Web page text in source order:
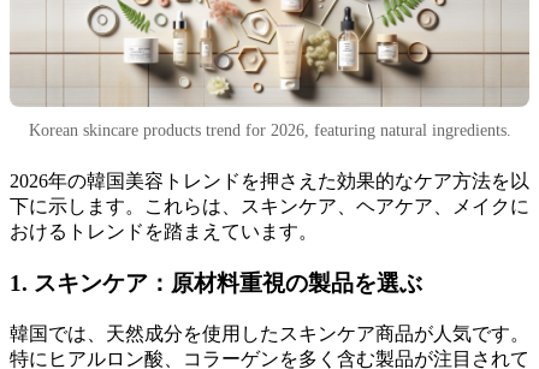
Korean skincare products trend for 2026, featuring natural ingredients.
2026年の韓国美容トレンドを押さえた効果的なケア方法を以
下に示します。これらは、スキンケア、ヘアケア、メイクに
おけるトレンドを踏まえています。
1. スキンケア：原材料重視の製品を選ぶ
韓国では、天然成分を使用したスキンケア商品が人気です。
特にヒアルロン酸、コラーゲンを多く含む製品が注目されて